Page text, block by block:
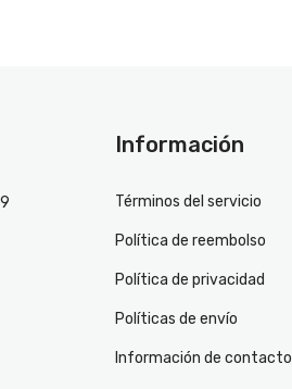
Información
Términos del servicio
Política de reembolso
Política de privacidad
Políticas de envío
Información de contacto